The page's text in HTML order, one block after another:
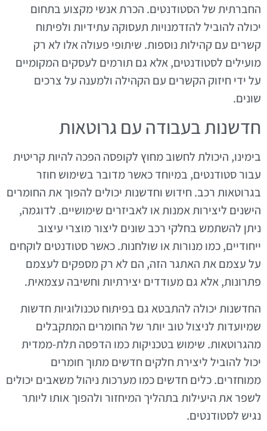
החברתית של הסטודנטים. הכרת אנשי מקצוע בתחום
יכולה להוביל להזדמנויות תעסוקה עתידיות ולפיתוח
קשרים עם קהילות נוספות. שיתופי פעולה אלו לא רק
מועילים לסטודנטים, אלא גם תורמים לעסקים המקומיים
על ידי חיזוק הקשרים עם הקהילה ולמענה על צרכים
שונים.
חדשנות בעבודה עם גרוטאות
בימינו, היכולת לחשוב מחוץ לקופסה הפכה להיות קריטית
עבור סטודנטים, במיוחד כאשר מדובר בשימוש חוזר
בגרוטאות רכב. חידוש וחדשנות יכולים להפוך את החומרים
הישנים ליצירות אמנות או לאביזרים שימושיים. לדוגמה,
ניתן להשתמש בחלקי רכב שונים ליצור מוצרי עיצוב
ייחודיים, כמו מנורות או שולחנות. כאשר סטודנטים לוקחים
על עצמם את האתגר הזה, הם לא רק מספקים לעצמם
פתרונות, אלא גם מעודדים יצירתיות וחשיבה עצמאית.
החדשנות יכולה להתבטא גם בפיתוח טכנולוגיות חדשות
שמיועדות לניצול טוב יותר של החומרים המתקבלים
מהגרוטאות. שימוש בטכניקות כמו הדפסה תלת-ממדית
יכול להוביל ליצירת חלקים חדשים מתוך חומרים
ממוחזרים. כלים חדשים כמו מערכות ניהול משאבים יכולים
לשפר את היעילות בתהליך המיחזור ולהפוך אותו ליותר
נגיש לסטודנטים.